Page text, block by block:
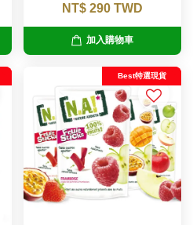
NT$ 290 TWD
加入購物車
Best特選現貨